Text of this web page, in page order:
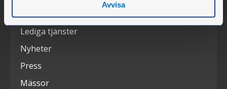
Avvisa
Karriär
Lediga tjänster
Nyheter
Press
Mässor